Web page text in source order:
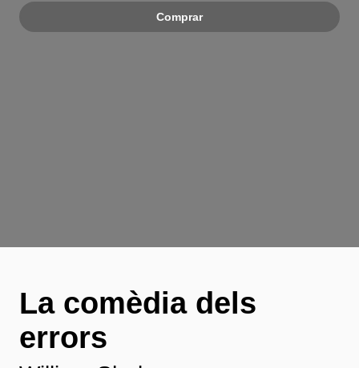
Comprar
La comèdia dels
errors